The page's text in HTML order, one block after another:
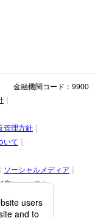
金融機関コード：9900
管理方針
いて
ソーシャルメディア
度について
のお願い